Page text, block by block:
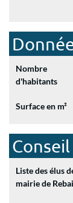
Nombre
d'habitants
Surface en m²
Liste des élus
mairie de